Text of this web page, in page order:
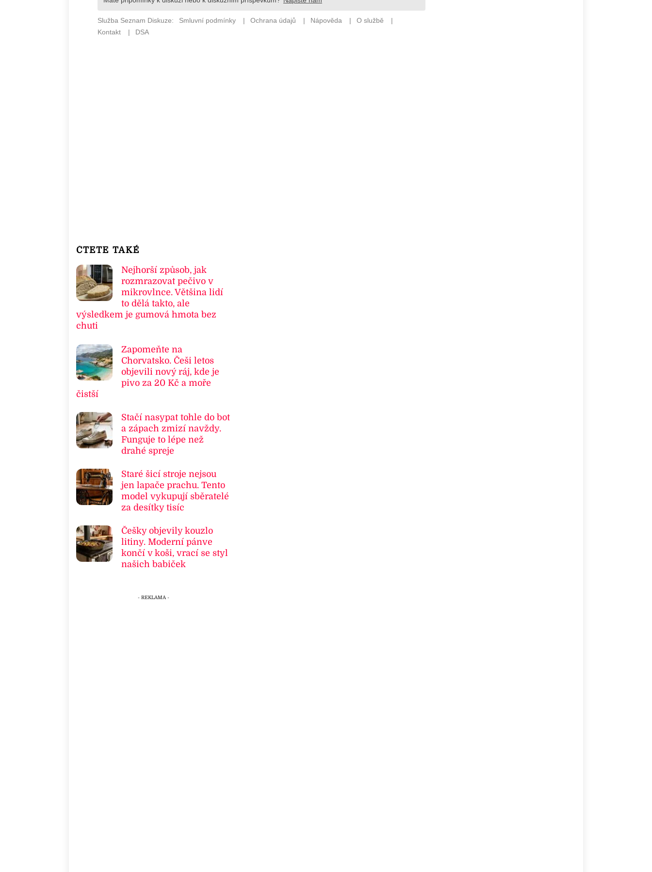
ČTETE TAKÉ
Nejhorší způsob, jak
rozmrazovat pečivo v
mikrovlnce. Většina lidí
to dělá takto, ale
výsledkem je gumová hmota bez
chuti
Zapomeňte na
Chorvatsko. Češi letos
objevili nový ráj, kde je
pivo za 20 Kč a moře
čistší
Stačí nasypat tohle do bot
a zápach zmizí navždy.
Funguje to lépe než
drahé spreje
Staré šicí stroje nejsou
jen lapače prachu. Tento
model vykupují sběratelé
za desítky tisíc
Češky objevily kouzlo
litiny. Moderní pánve
končí v koši, vrací se styl
našich babiček